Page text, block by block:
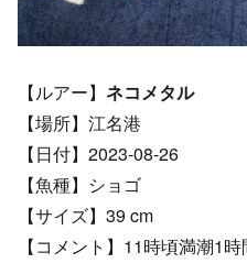
【ルアー】 ネコメタル
【場所】江名港
【日付】2023-08-26
【魚種】ショゴ
【サイズ】39 cm
【コメント】11時頃満潮1時